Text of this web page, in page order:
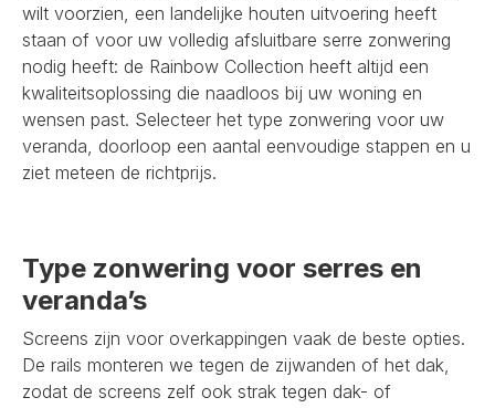
wilt voorzien, een landelijke houten uitvoering heeft
staan of voor uw volledig afsluitbare serre zonwering
nodig heeft: de Rainbow Collection heeft altijd een
kwaliteitsoplossing die naadloos bij uw woning en
wensen past. Selecteer het type zonwering voor uw
veranda, doorloop een aantal eenvoudige stappen en u
ziet meteen de richtprijs.
Type zonwering voor serres en
veranda’s
Screens zijn voor overkappingen vaak de beste opties.
De rails monteren we tegen de zijwanden of het dak,
zodat de screens zelf ook strak tegen dak- of